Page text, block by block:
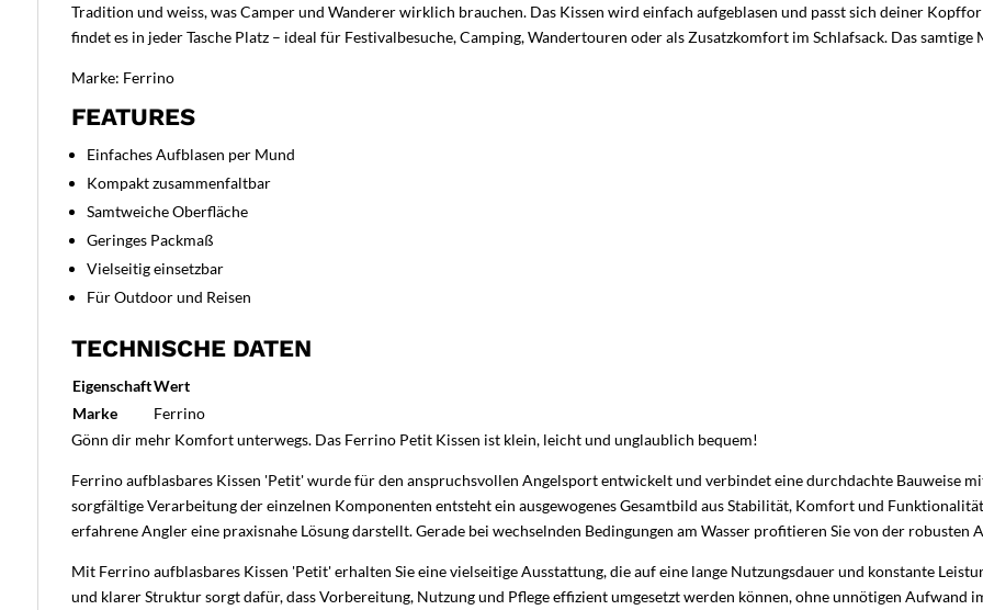
Tradition und weiss, was Camper und Wanderer wirklich brauchen. Das Kissen wird einfach aufgeblasen und passt sich deiner
findet es in jeder Tasche Platz – ideal für Festivalbesuche, Camping, Wandertouren oder als Zusatzkomfort im Schlafsack. Das
Marke: Ferrino
FEATURES
Einfaches Aufblasen per Mund
Kompakt zusammenfaltbar
Samtweiche Oberfläche
Geringes Packmaß
Vielseitig einsetzbar
Für Outdoor und Reisen
TECHNISCHE DATEN
EigenschaftWert
Marke
Ferrino
Gönn dir mehr Komfort unterwegs. Das Ferrino Petit Kissen ist klein, leicht und unglaublich bequem!
Ferrino aufblasbares Kissen 'Petit' wurde für den anspruchsvollen Angelsport entwickelt und verbindet eine durchdachte Bauweise
sorgfältige Verarbeitung der einzelnen Komponenten entsteht ein ausgewogenes Gesamtbild aus Stabilität, Komfort und
erfahrene Angler eine praxisnahe Lösung darstellt. Gerade bei wechselnden Bedingungen am Wasser profitieren Sie von der robusten
Mit Ferrino aufblasbares Kissen 'Petit' erhalten Sie eine vielseitige Ausstattung, die auf eine lange Nutzungsdauer und konstante
und klarer Struktur sorgt dafür, dass Vorbereitung, Nutzung und Pflege effizient umgesetzt werden können, ohne unnötigen Aufwand